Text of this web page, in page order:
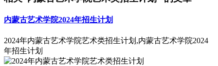
内蒙古艺术学院2024年招生计划
2024年内蒙古艺术学院艺术类招生计划,内蒙古艺术学院2024
年招生计划